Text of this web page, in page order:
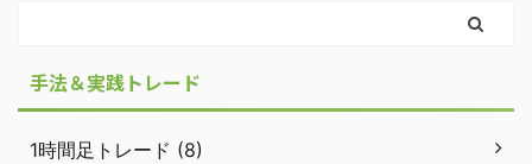
手法＆実践トレード
1時間足トレード (8)